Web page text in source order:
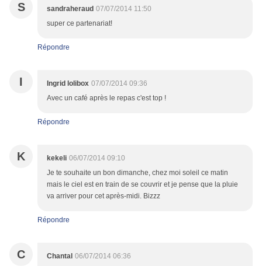
S sandraheraud 07/07/2014 11:50
super ce partenariat!
Répondre
I Ingrid lolibox 07/07/2014 09:36
Avec un café après le repas c'est top !
Répondre
K kekeli 06/07/2014 09:10
Je te souhaite un bon dimanche, chez moi soleil ce matin
mais le ciel est en train de se couvrir et je pense que la pluie
va arriver pour cet après-midi. Bizzz
Répondre
C Chantal 06/07/2014 06:36